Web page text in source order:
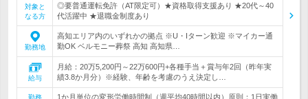
対象と
なる方
◎要普通運転免許（AT限定可）★資格取得支援あり ★20代～40
代活躍中 ★退職金制度あり
勤務地
高知エリア内のいずれかの拠点 ※U・Iターン歓迎 ※マイカー通
勤OK ベルモニー葬祭 高知 高知県…
給与
月給：20万5,200円～22万600円+各種手当＋賞与年2回（昨年実
績3.8か月分）※経験、年齢を考慮のうえ決定し…
勤務
1か月単位の変形労働時間制（週平均40時間以内）原則：1日実働